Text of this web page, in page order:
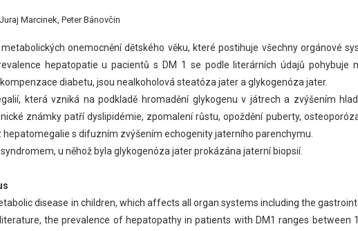
Marcinek, Peter Bánovčin
onemocnění dětského věku, které postihuje všechny orgánové
hepatopatie u pacientů s DM 1 se podle literárních údajů pohybuje
diabetu, jsou nealkoholová steatóza jater a glykogenóza jater.
která vzniká na podkladě hromadění glykogenu v játrech a zvýšením
známky patří dyslipidémie, zpomalení růstu, opoždění puberty,
s difuzním zvýšením echogenity jaterního parenchymu.
u něhož byla glykogenóza jater prokázána jaterní biopsií.
disease in children, which affects all organ systems including the
the prevalence of hepatopathy in patients with DM1 ranges between